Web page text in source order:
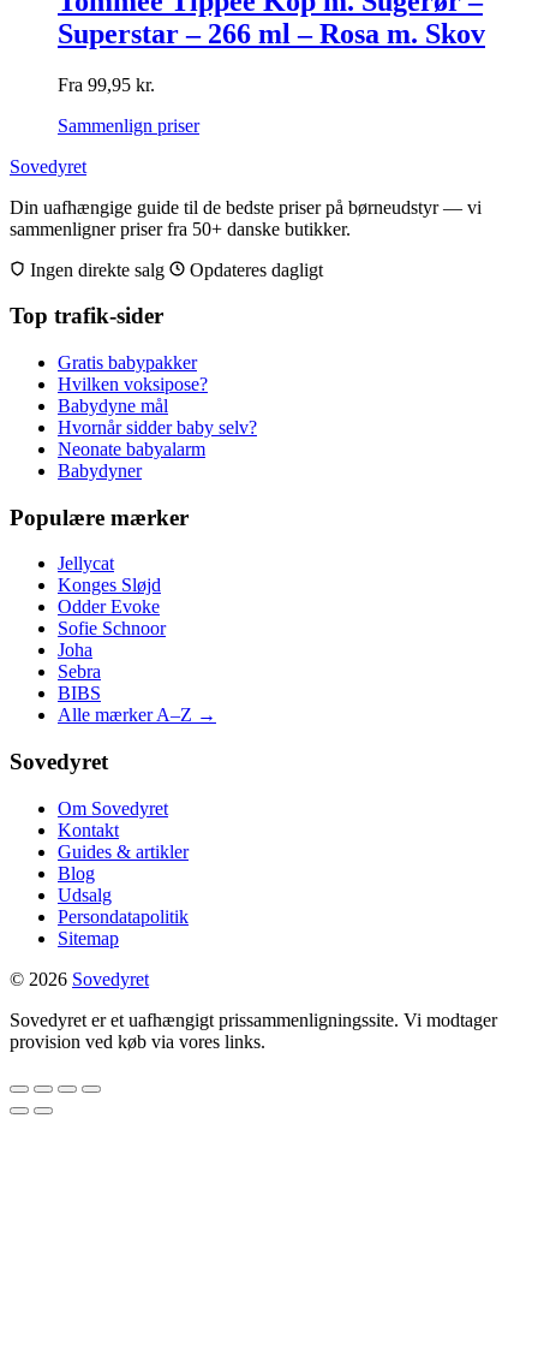
Superstar – 266 ml – Rosa m. Skov
Fra 99,95 kr.
Sammenlign priser
Sovedyret
Din uafhængige guide til de bedste priser på børneudstyr — vi
sammenligner priser fra 50+ danske butikker.
Ingen direkte salg
Opdateres dagligt
Top trafik-sider
Gratis babypakker
Hvilken voksipose?
Babydyne mål
Hvornår sidder baby selv?
Neonate babyalarm
Babydyner
Populære mærker
Jellycat
Konges Sløjd
Odder Evoke
Sofie Schnoor
Joha
Sebra
BIBS
Alle mærker A–Z →
Sovedyret
Om Sovedyret
Kontakt
Guides & artikler
Blog
Udsalg
Persondatapolitik
Sitemap
© 2026 Sovedyret
Sovedyret er et uafhængigt prissammenligningssite. Vi modtager
provision ved køb via vores links.